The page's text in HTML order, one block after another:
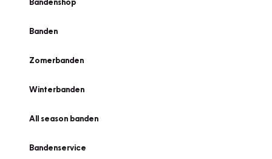
Banden
Zomerbanden
Winterbanden
All season banden
Bandenservice